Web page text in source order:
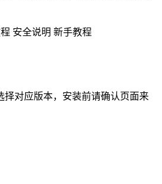
安全说明 新手教程
择对应版本，安装前请确认页面来